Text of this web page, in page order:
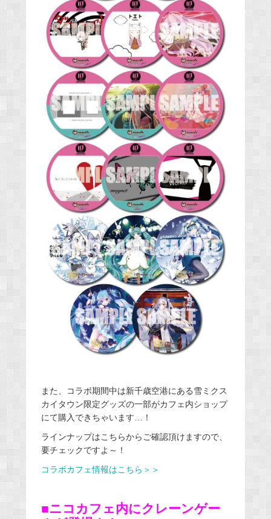
また、コラボ期間中は新千歳空港にある雪ミクス
カイタウン限定グッズの一部がカフェ内ショップ
にて購入できちゃいます…！
ラインナップはこちらからご確認頂けますので、
要チェックですよ～！
コラボカフェ情報はこちら＞＞
■ニコカフェ内にクレーンゲー